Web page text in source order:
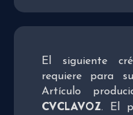
El siguiente
requiere para
Artículo
CVCLAVOZ. El